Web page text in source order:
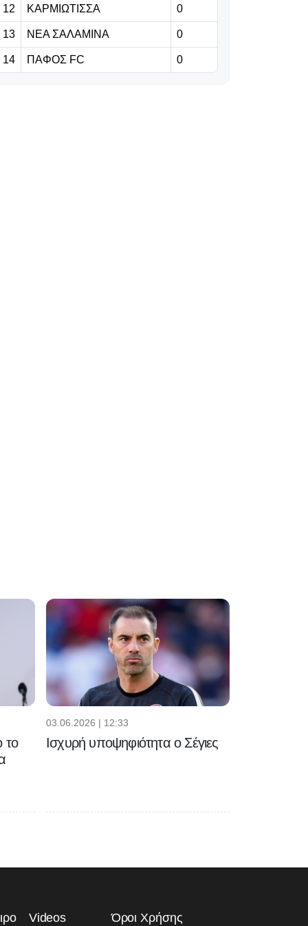
06.08.2026 | 23:06
Έχασε από την
Άντερλεχτ ο
12 ΚΑΡΜΙΩΤΙΣΣΑ 0
13 ΝΕΑ ΣΑΛΑΜΙΝΑ 0
14 ΠΑΦΟΣ FC 0
το
03.06.2026 | 12:33
Ισχυρή υποψηφιότητα ο Σέγιες
Videos Όροι Χρήσης